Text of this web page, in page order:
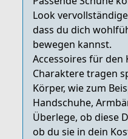
Look
dass du dich
bewegen kannst.
Accessoires für den
Charaktere tragen
Körper, wie zum
Handschuhe,
Überlege, ob diese
ob du sie in dein